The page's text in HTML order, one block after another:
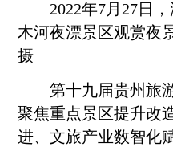
2022年7月27日，
木河夜漂景区观赏夜
摄
第十九届贵州旅游
聚焦重点景区提升改
进、文旅产业数智化